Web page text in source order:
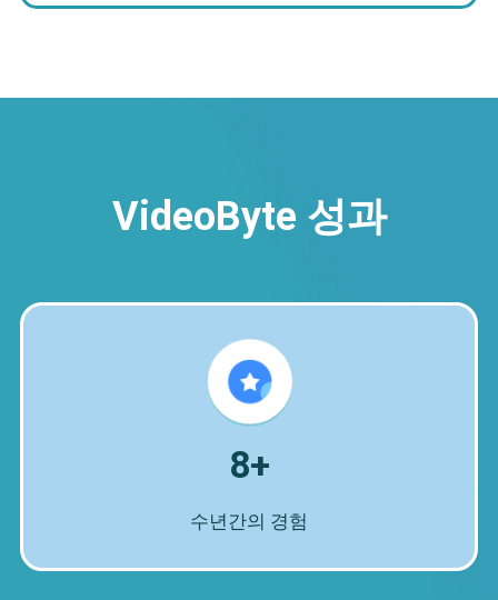
VideoByte 성과
8+
수년간의 경험